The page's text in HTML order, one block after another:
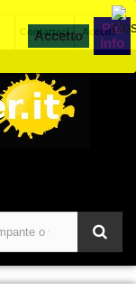
Accedi
Contattaci
Piú
info